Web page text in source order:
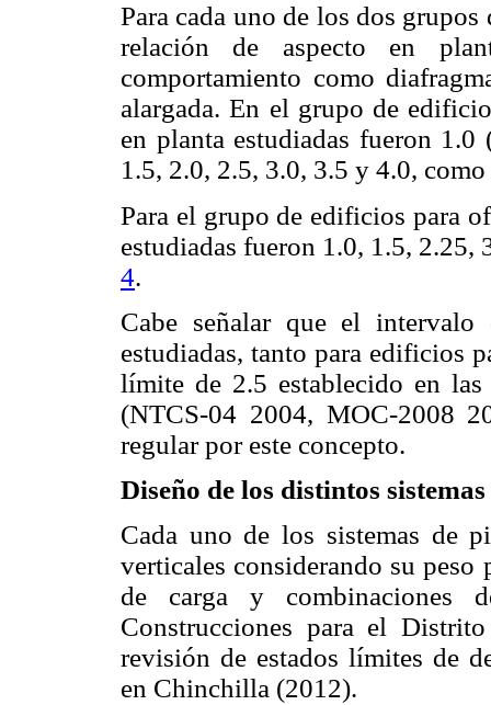
Para cada uno de los dos
relación de aspecto en
comportamiento como
alargada. En el grupo de
en planta estudiadas fueron
1.5, 2.0, 2.5, 3.0, 3.5 y 4.0,
Para el grupo de edificios para
estudiadas fueron 1.0, 1.5,
4.
Cabe señalar que el
estudiadas, tanto para edificios
límite de 2.5 establecido en
(NTCS-04 2004, MOC-2008
regular por este concepto.
Diseño de los distintos
Cada uno de los sistemas de
verticales considerando su peso
de carga y combinaciones
Construcciones para el
revisión de estados límites de
en Chinchilla (2012).